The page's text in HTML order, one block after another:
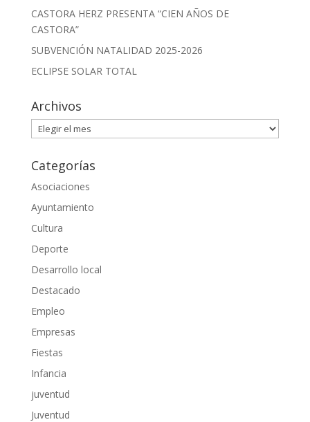
CASTORA HERZ PRESENTA “CIEN AÑOS DE
CASTORA”
SUBVENCIÓN NATALIDAD 2025-2026
ECLIPSE SOLAR TOTAL
Archivos
Archivos
Categorías
Asociaciones
Ayuntamiento
Cultura
Deporte
Desarrollo local
Destacado
Empleo
Empresas
Fiestas
Infancia
juventud
Juventud